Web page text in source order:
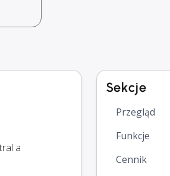
a
Sekcje
Przegląd
Funkcje
Cennik